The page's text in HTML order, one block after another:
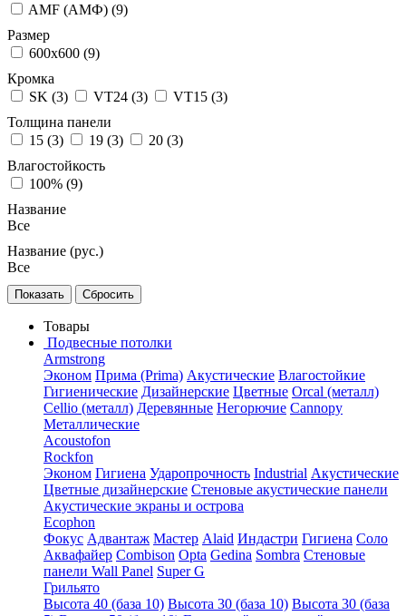
AMF (АМФ) (9)
Размер
600x600 (9)
Кромка
SK (3) VT24 (3) VT15 (3)
Толщина панели
15 (3) 19 (3) 20 (3)
Влагостойкость
100% (9)
Название
Все
Название (рус.)
Все
Товары
Подвесные потолки
Armstrong
Эконом Прима (Prima) Акустические Влагостойкие
Гигиенические Дизайнерские Цветные Orcal (металл)
Cellio (металл) Деревянные Негорючие Cannopy
Металлические
Acoustofon
Rockfon
Эконом Гигиена Ударопрочность Industrial Акустические
Цветные дизайнерские Стеновые акустические панели
Акустические экраны и острова
Ecophon
Фокус Адвантаж Мастер Alaid Индастри Гигиена Соло
Аквафайер Combison Opta Gedina Sombra Стеновые
панели Wall Panel Super G
Грильято
Высота 40 (база 10) Высота 30 (база 10) Высота 30 (база